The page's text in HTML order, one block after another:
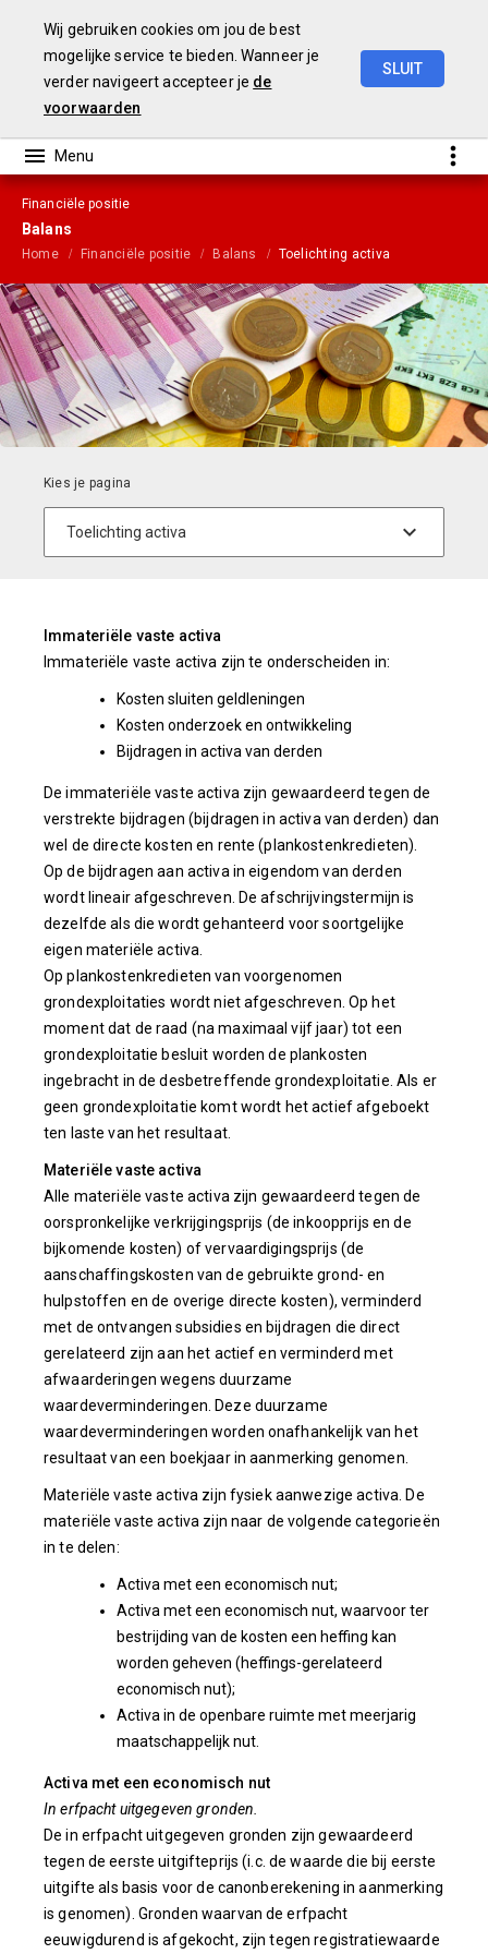
Financiële positie
Balans
Home Financiële positie Balans Toelichting activa
Immateriële vaste activa
Immateriële vaste activa zijn te onderscheiden in:
Kosten sluiten geldleningen
Kosten onderzoek en ontwikkeling
Bijdragen in activa van derden
De immateriële vaste activa zijn gewaardeerd tegen de
verstrekte bijdragen (bijdragen in activa van derden) dan
wel de directe kosten en rente (plankostenkredieten).
Op de bijdragen aan activa in eigendom van derden
wordt lineair afgeschreven. De afschrijvingstermijn is
dezelfde als die wordt gehanteerd voor soortgelijke
eigen materiële activa.
Op plankostenkredieten van voorgenomen
grondexploitaties wordt niet afgeschreven. Op het
moment dat de raad (na maximaal vijf jaar) tot een
grondexploitatie besluit worden de plankosten
ingebracht in de desbetreffende grondexploitatie. Als er
geen grondexploitatie komt wordt het actief afgeboekt
ten laste van het resultaat.
Materiële vaste activa
Alle materiële vaste activa zijn gewaardeerd tegen de
oorspronkelijke verkrijgingsprijs (de inkoopprijs en de
bijkomende kosten) of vervaardigingsprijs (de
aanschaffingskosten van de gebruikte grond- en
hulpstoffen en de overige directe kosten), verminderd
met de ontvangen subsidies en bijdragen die direct
gerelateerd zijn aan het actief en verminderd met
afwaarderingen wegens duurzame
waardeverminderingen. Deze duurzame
waardeverminderingen worden onafhankelijk van het
resultaat van een boekjaar in aanmerking genomen.
Materiële vaste activa zijn fysiek aanwezige activa. De
materiële vaste activa zijn naar de volgende categorieën
in te delen:
Activa met een economisch nut;
Activa met een economisch nut, waarvoor ter
bestrijding van de kosten een heffing kan
worden geheven (heffings-gerelateerd
economisch nut);
Activa in de openbare ruimte met meerjarig
maatschappelijk nut.
Activa met een economisch nut
In erfpacht uitgegeven gronden.
De in erfpacht uitgegeven gronden zijn gewaardeerd
tegen de eerste uitgifteprijs (i.c. de waarde die bij eerste
uitgifte als basis voor de canonberekening in aanmerking
is genomen). Gronden waarvan de erfpacht
eeuwigdurend is afgekocht, zijn tegen registratiewaarde
Wij gebruiken cookies om jou de best
mogelijke service te bieden. Wanneer je
verder navigeert accepteer je de
voorwaarden
SLUIT